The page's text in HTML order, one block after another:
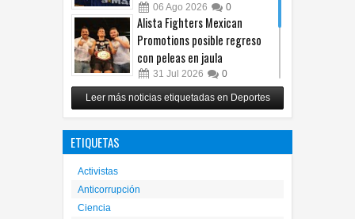
06 Ago 2026 0
Alista Fighters Mexican
Promotions posible regreso
con peleas en jaula
31 Jul 2026 0
Reunirá Box de Barrios a
peleadores de nueve
Leer más noticias etiquetadas en Deportes
ETIQUETAS
Activistas
Anticorrupción
Ciencia